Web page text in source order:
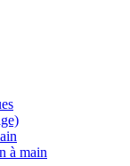
à main